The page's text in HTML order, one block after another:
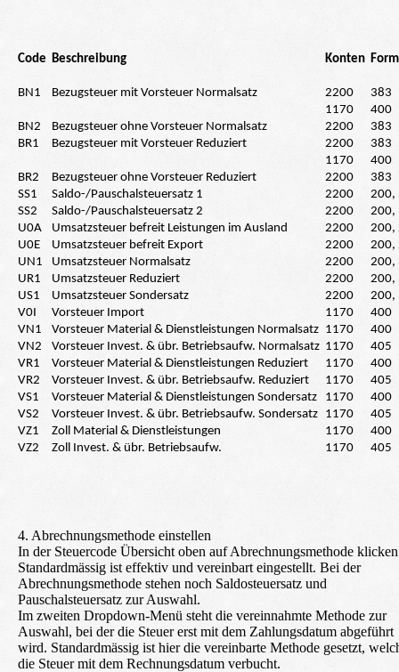
Code Beschreibung Konten
BN1 Bezugsteuer mit Vorsteuer Normalsatz 2200
383
1170
400
BN2
Bezugsteuer ohne Vorsteuer Normalsatz 2200
383
BR1
Bezugsteuer mit Vorsteuer Reduziert 2200
383
1170
400
BR2
Bezugsteuer ohne Vorsteuer Reduziert 2200
383
SS1
Saldo-/Pauschalsteuersatz 1 2200
200,
SS2
Saldo-/Pauschalsteuersatz 2 2200
200,
U0A
Umsatzsteuer befreit Leistungen im Ausland 2200
200,
U0E
Umsatzsteuer befreit Export 2200
200,
UN1
Umsatzsteuer Normalsatz 2200
200,
UR1
Umsatzsteuer Reduziert 2200
200,
US1
Umsatzsteuer Sondersatz 2200
200,
V0I
Vorsteuer Import 1170
400
VN1
Vorsteuer Material & Dienstleistungen Normalsatz 1170
400
VN2
Vorsteuer Invest. & übr. Betriebsaufw. Normalsatz 1170
405
VR1
Vorsteuer Material & Dienstleistungen Reduziert 1170
400
VR2
Vorsteuer Invest. & übr. Betriebsaufw. Reduziert 1170
405
VS1
Vorsteuer Material & Dienstleistungen Sondersatz 1170
400
VS2
Vorsteuer Invest. & übr. Betriebsaufw. Sondersatz 1170
405
VZ1
Zoll Material & Dienstleistungen 1170
400
VZ2
Zoll Invest. & übr. Betriebsaufw. 1170 405
4. Abrechnungsmethode einstellen
In der Steuercode Übersicht oben auf Abrechnungsmethode
Standardmässig ist effektiv und vereinbart eingestellt. Bei der
Abrechnungsmethode stehen noch Saldosteuersatz und
Pauschalsteuersatz zur Auswahl.
Im zweiten Dropdown-Menü steht die vereinnahmte Methode zur
Auswahl, bei der die Steuer erst mit dem Zahlungsdatum abgeführt
wird. Standardmässig ist hier die vereinbarte Methode gesetzt,
die Steuer mit dem Rechnungsdatum verbucht.